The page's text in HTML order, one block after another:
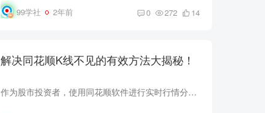
99学社 2年前 0 272 14
解决同花顺K线不见的有效方法大揭秘！
作为股市投资者，使用同花顺软件进行实时行情分析是司空见惯的事情。然而，有时你可能会遇到K线不见的情况，让你感到困扰。别担心，我们将为你提供几种有效的解决方法，确保你能够顺畅地进行K线...